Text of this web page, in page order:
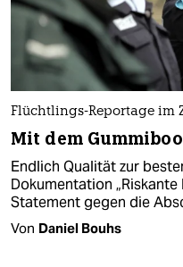
Flüchtlings-Reportage im
Mit dem
Endlich Qualität zur
Dokumentation „Riskante
Statement gegen die
Von Daniel Bouhs